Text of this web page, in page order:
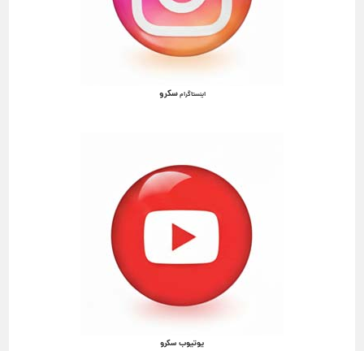
اینستاگرامسکرو
یوتیوب سکرو